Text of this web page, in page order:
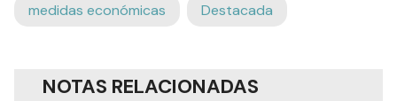
medidas económicas Destacada
NOTAS RELACIONADAS